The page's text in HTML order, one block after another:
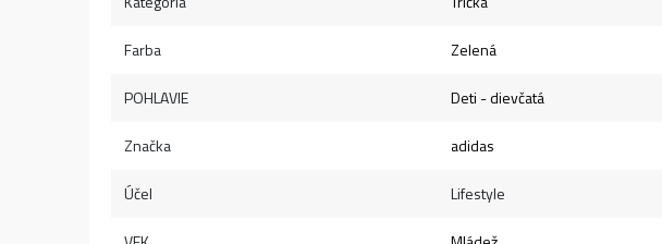
Farba Zelená
POHLAVIE Deti - dievčatá
Značka adidas
Účel Lifestyle